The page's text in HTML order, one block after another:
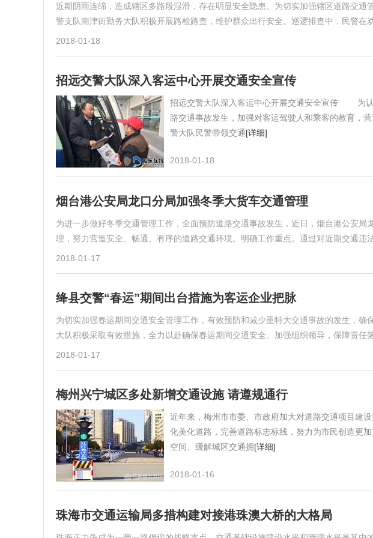
近期阴雨连绵，造成辖区多路段湿滑，存在明显安全隐患。为切实加强辖区道路交通
警支队南津街勤务大队积极开展路检路查，维护群众出行安全。巡逻排查中，民警在
2018-01-18
招远交警大队深入客运中心开展交通安全宣传
招远交警大队深入客运中心开展交通安全宣传 为认
路交通事故发生，加强对客运驾驶人和乘客的教育，
警大队民警带领交通[详细]
2018-01-18
烟台港公安局龙口分局加强冬季大货车交通管理
为进一步做好冬季交通管理工作，全面预防道路交通事故发生，近日，烟台港公安局
理，努力营造安全、畅通、有序的道路交通环境。明确工作重点。通过对近期交通违
2018-01-17
绛县交警“春运”期间出台措施为客运企业把脉
为切实加强春运期间交通安全管理工作，有效预防和减少重特大交通事故的发生，确
大队积极采取有效措施，全力以赴确保春运期间交通安全。加强组织领导，保障责任
2018-01-17
梅州兴宁城区多处新增交通设施 请遵规通行
近年来，梅州市市委、市政府加大对道路交通项目建
化美化道路，完善道路标志标线，努力为市民创造更
空间、缓解城区交通拥[详细]
2018-01-16
珠海市交通运输局多措构建对接港珠澳大桥的大格局